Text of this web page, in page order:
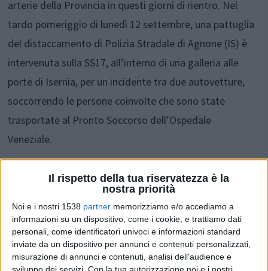
Il rispetto della tua riservatezza è la
nostra priorità
Noi e i nostri 1538 partner memorizziamo e/o accediamo a
informazioni su un dispositivo, come i cookie, e trattiamo dati
personali, come identificatori univoci e informazioni standard
inviate da un dispositivo per annunci e contenuti personalizzati,
misurazione di annunci e contenuti, analisi dell'audience e
arterie della Provincia in questi giorni di rientro. Nel
tardo pomeriggio di lunedì 12 settembre, una pattuglia
del distaccamento di Polizia Stradale di Agnone (IS) è
intervenuta sulla SS17, all’interno di una galleria alle
porte di Isernia, per un incidente tra due autovetture,
soccorrendo le persone coinvolte che sono state
trasportate al Pronto Soccorso dell’Ospedale
Veneziale.
Dagli immediati accertamenti svolti dagli operatori,
raccogliendo le dichiarazioni dei testimoni, si è
accertato che un terzo veicolo aveva avuto parte attiva